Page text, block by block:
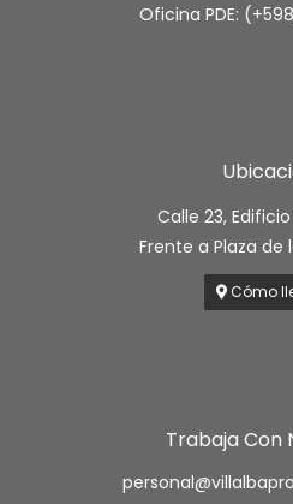
Oficina PDE:
Calle 23,
Frente a Plaza de
Cómo
Trabaja Con